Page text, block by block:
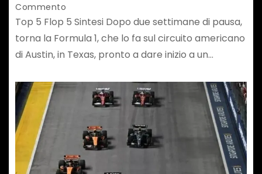
Commento
Top 5 Flop 5 Sintesi Dopo due settimane di pausa,
torna la Formula 1, che lo fa sul circuito americano
di Austin, in Texas, pronto a dare inizio a un…